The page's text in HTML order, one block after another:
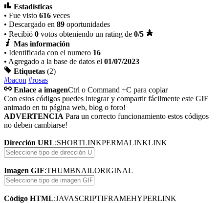
Estadísticas
• Fue visto 616 veces
• Descargado en 89 oportunidades
• Recibió 0 votos obteniendo un rating de 0/5
Mas información
• Identificada con el numero 16
• Agregado a la base de datos el 01/07/2023
Etiquetas (2)
#bacon #rosas
Enlace a imagenCtrl o Command +C para copiar
Con estos códigos puedes integrar y compartir fácilmente este GIF
animado en tu página web, blog o foro!
ADVERTENCIA Para un correcto funcionamiento estos códigos
no deben cambiarse!
Dirección URL:SHORTLINKPERMALINKLINK
Imagen GIF:THUMBNAILORIGINAL
Código HTML:JAVASCRIPTIFRAMEHYPERLINK